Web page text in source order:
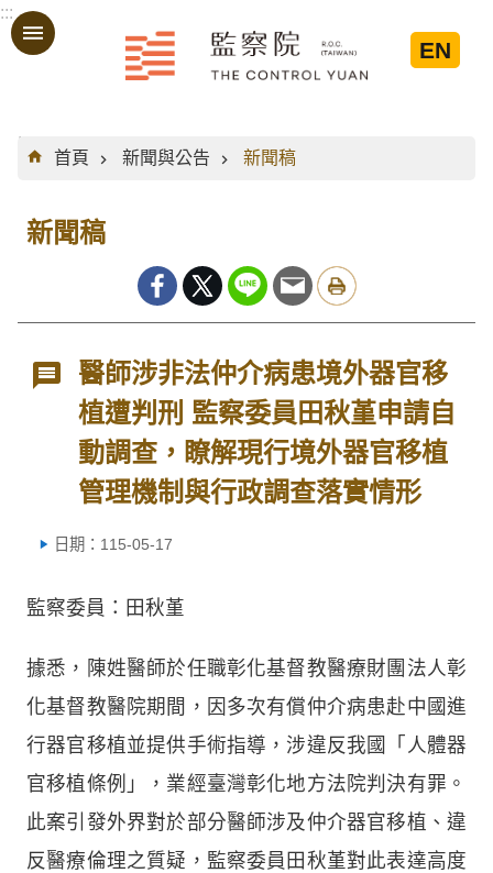
跳到主要內容區塊
:::
EN
:::
首頁
新聞與公告 新聞稿
新聞稿
醫師涉非法仲介病患境外器官移
植遭判刑 監察委員田秋堇申請自
動調查，瞭解現行境外器官移植
管理機制與行政調查落實情形
日期：115-05-17
監察委員：田秋堇
據悉，陳姓醫師於任職彰化基督教醫療財團法人彰
化基督教醫院期間，因多次有償仲介病患赴中國進
行器官移植並提供手術指導，涉違反我國「人體器
官移植條例」，業經臺灣彰化地方法院判決有罪。
此案引發外界對於部分醫師涉及仲介器官移植、違
反醫療倫理之質疑，監察委員田秋堇對此表達高度